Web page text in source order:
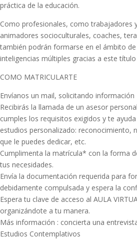
práctica de la educación.
Como profesionales, como trabajadores
animadores socioculturales, coaches,
también podrán formarse en el ámbito
inteligencias múltiples gracias a este título
COMO MATRICULARTE
Envíanos un mail, solicitando información
Recibirás la llamada de un asesor
cumples los requisitos exigidos y te
estudios personalizado: reconocimiento,
que le puedes dedicar, etc.
Cumplimenta la matrícula* con la forma
tus necesidades.
Envía la documentación requerida para
debidamente compulsada y espera la
Espera tu clave de acceso al AULA
organizándote a tu manera.
Más información : concierta una
Estudios Contemplativos